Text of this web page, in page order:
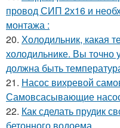
провод СИП 2х16 и
монтажа :
20. Холодильник, какая
холодильнике. Вы точно
должна быть
21. Насос вихревой
Самовсасывающие
22. Как сделать прудик
бетонного водоема